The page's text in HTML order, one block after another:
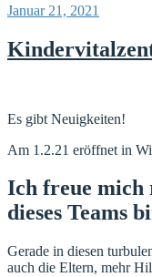
Veröffentlicht
Januar 21, 2021
Es gibt Neuigkeiten!
Am 1.2.21 eröffnet in
Ich freue mich
dieses Teams
Gerade in diesen
auch die Eltern, mehr